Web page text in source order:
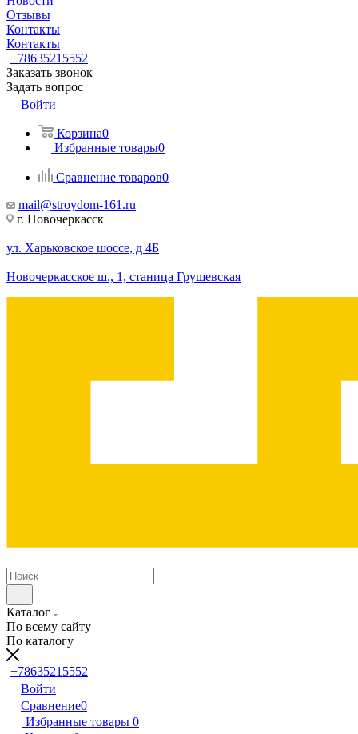
Отзывы
Контакты
Контакты
+78635215552
Заказать звонок
Задать вопрос
Войти
Корзина0
Избранные товары0
Сравнение товаров0
mail@stroydom-161.ru
г. Новочеркасск
ул. Харьковское шоссе, д 4Б
Новочеркасское ш., 1, станица Грушевская
Каталог
По всему сайту
По каталогу
+78635215552
Войти
Сравнение0
Избранные товары 0